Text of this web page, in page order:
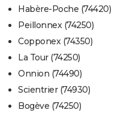
Habère-Poche (74420)
Peillonnex (74250)
Copponex (74350)
La Tour (74250)
Onnion (74490)
Scientrier (74930)
Bogève (74250)